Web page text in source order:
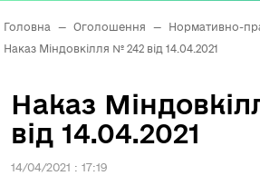
Головна — Оголошення — Нормативно-
Наказ Міндовкілля № 242 від 14.04.2021
Наказ
від 14.04.2021
14/04/2021 : 17:19